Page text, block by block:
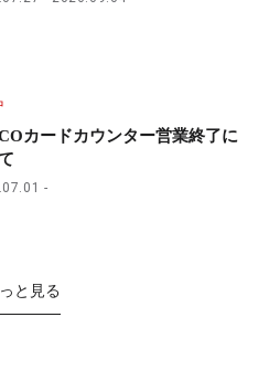
カードカウンター営業終了に
と見る